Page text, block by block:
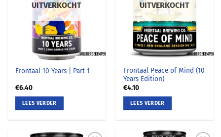
UITVERKOCHT
Frontaal 10 Years | Part 1
€6.40
LEES VERDER
UITVERKOCHT
Frontaal Peace of Mind (10
Years Edition)
€4.10
LEES VERDER